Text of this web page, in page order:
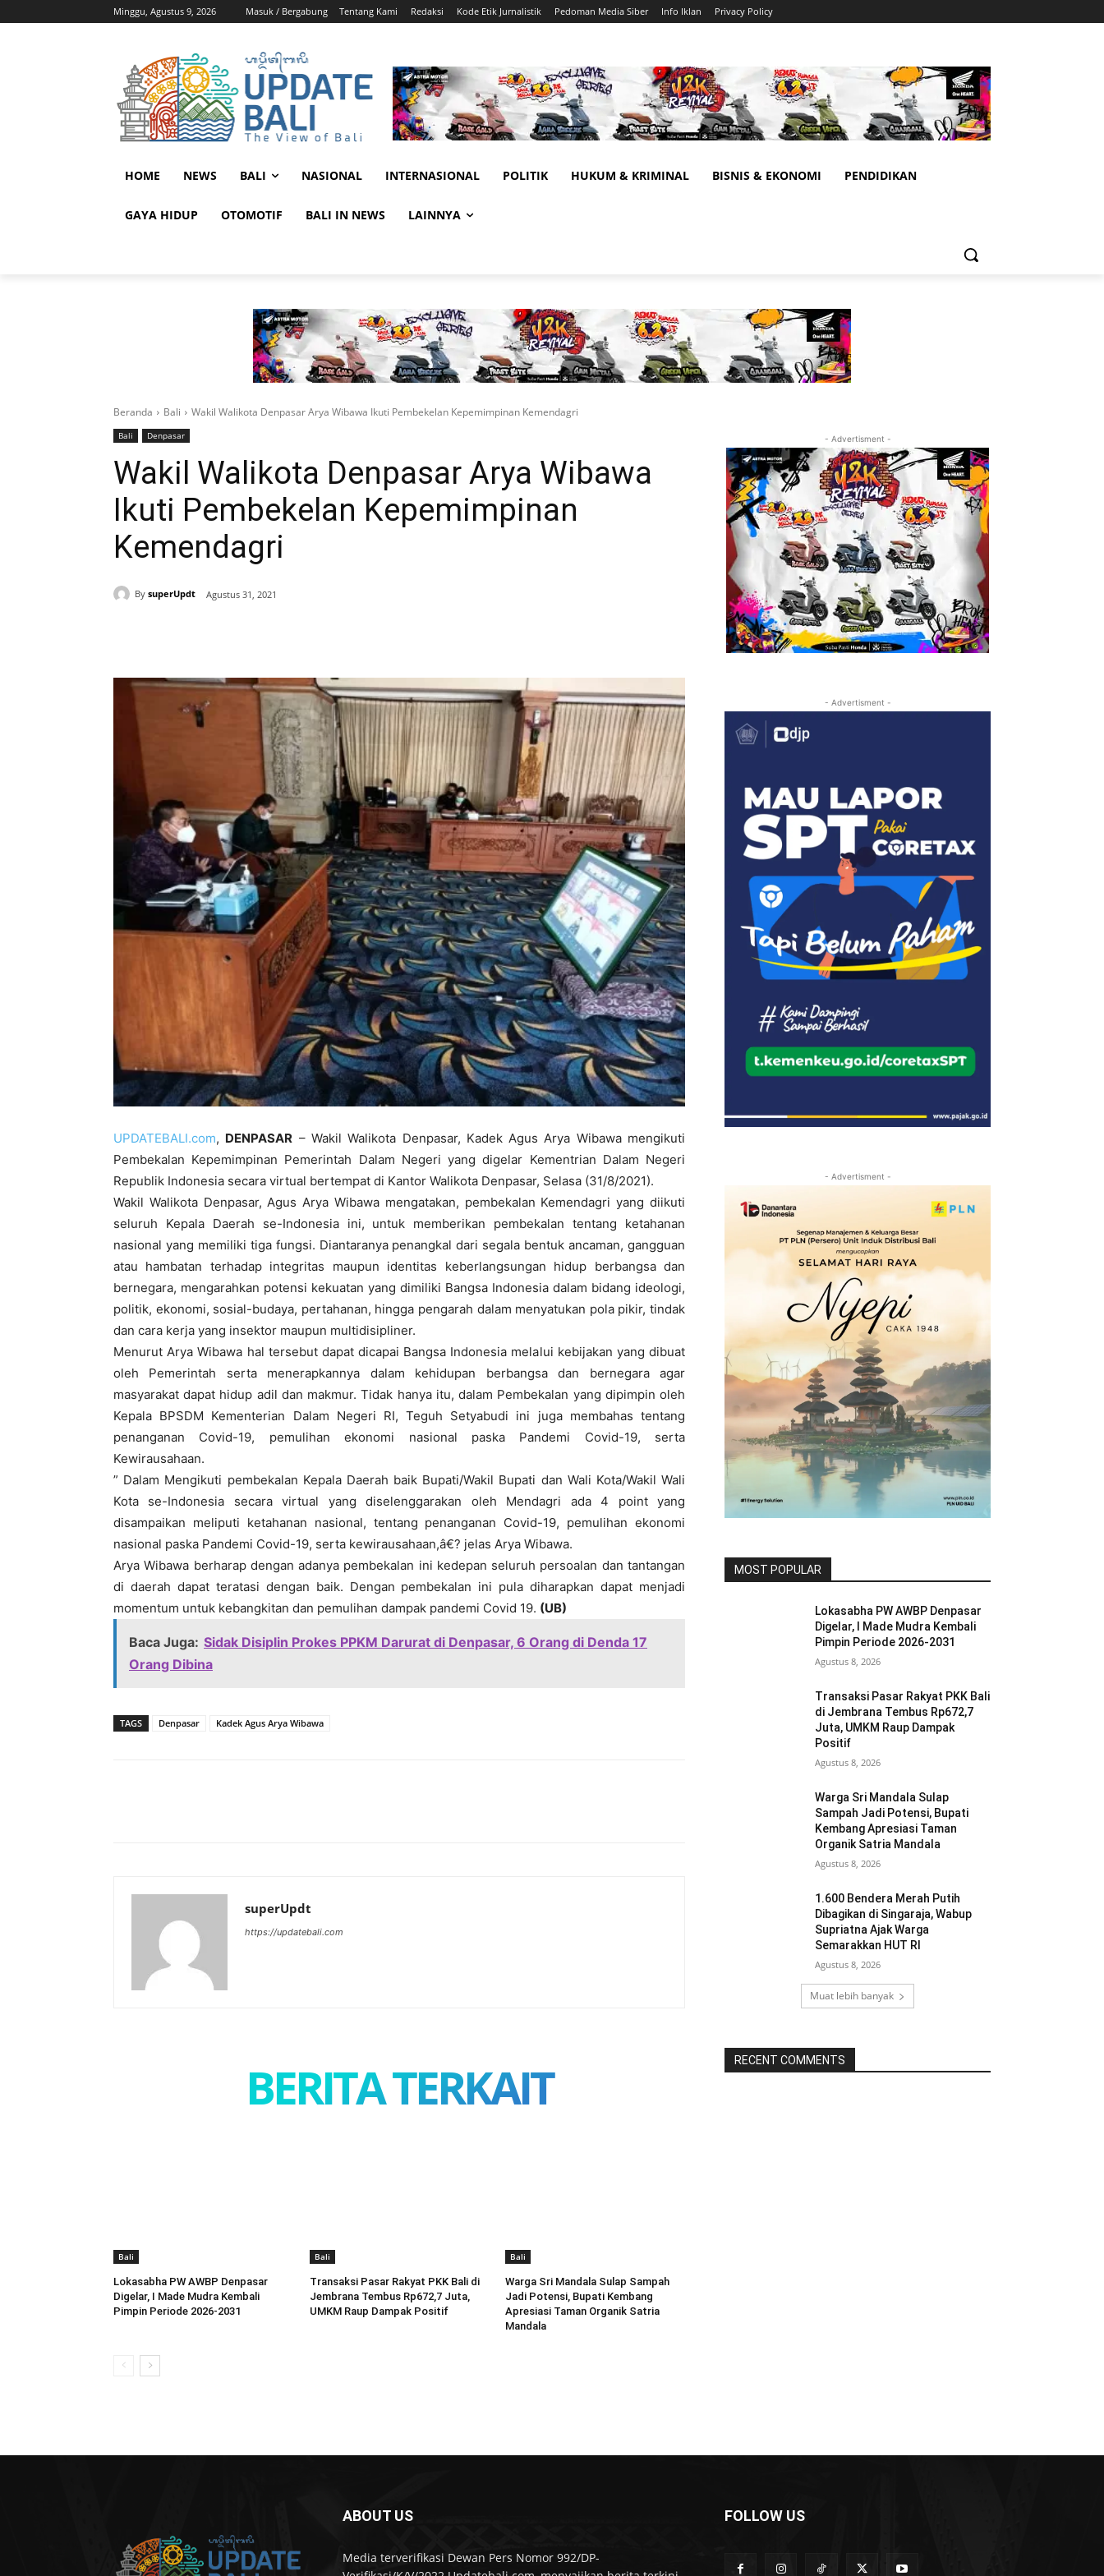
Minggu, Agustus 9, 2026 Masuk / Bergabung Tentang Kami Redaksi Kode Etik Jurnalistik Pedoman Media Siber Info Iklan Privacy Policy
HOME NEWS BALI NASIONAL INTERNASIONAL POLITIK HUKUM & KRIMINAL BISNIS & EKONOMI PENDIDIKAN
GAYA HIDUP OTOMOTIF BALI IN NEWS LAINNYA
Beranda Bali Wakil Walikota Denpasar Arya Wibawa Ikuti Pembekelan Kepemimpinan Kemendagri
Bali Denpasar
Wakil Walikota Denpasar Arya Wibawa
Ikuti Pembekelan Kepemimpinan
Kemendagri
By superUpdt Agustus 31, 2021
UPDATEBALI.com, DENPASAR – Wakil Walikota Denpasar, Kadek Agus Arya Wibawa mengikuti
Pembekalan Kepemimpinan Pemerintah Dalam Negeri yang digelar Kementrian Dalam Negeri
Republik Indonesia secara virtual bertempat di Kantor Walikota Denpasar, Selasa (31/8/2021).
Wakil Walikota Denpasar, Agus Arya Wibawa mengatakan, pembekalan Kemendagri yang diikuti
seluruh Kepala Daerah se-Indonesia ini, untuk memberikan pembekalan tentang ketahanan
nasional yang memiliki tiga fungsi. Diantaranya penangkal dari segala bentuk ancaman, gangguan
atau hambatan terhadap integritas maupun identitas keberlangsungan hidup berbangsa dan
bernegara, mengarahkan potensi kekuatan yang dimiliki Bangsa Indonesia dalam bidang ideologi,
politik, ekonomi, sosial-budaya, pertahanan, hingga pengarah dalam menyatukan pola pikir, tindak
dan cara kerja yang insektor maupun multidisipliner.
Menurut Arya Wibawa hal tersebut dapat dicapai Bangsa Indonesia melalui kebijakan yang dibuat
oleh Pemerintah serta menerapkannya dalam kehidupan berbangsa dan bernegara agar
masyarakat dapat hidup adil dan makmur. Tidak hanya itu, dalam Pembekalan yang dipimpin oleh
Kepala BPSDM Kementerian Dalam Negeri RI, Teguh Setyabudi ini juga membahas tentang
penanganan Covid-19, pemulihan ekonomi nasional paska Pandemi Covid-19, serta
Kewirausahaan.
” Dalam Mengikuti pembekalan Kepala Daerah baik Bupati/Wakil Bupati dan Wali Kota/Wakil Wali
Kota se-Indonesia secara virtual yang diselenggarakan oleh Mendagri ada 4 point yang
disampaikan meliputi ketahanan nasional, tentang penanganan Covid-19, pemulihan ekonomi
nasional paska Pandemi Covid-19, serta kewirausahaan,â€? jelas Arya Wibawa.
Arya Wibawa berharap dengan adanya pembekalan ini kedepan seluruh persoalan dan tantangan
di daerah dapat teratasi dengan baik. Dengan pembekalan ini pula diharapkan dapat menjadi
momentum untuk kebangkitan dan pemulihan dampak pandemi Covid 19. (UB)
Baca Juga: Sidak Disiplin Prokes PPKM Darurat di Denpasar, 6 Orang di Denda 17
Orang Dibina
TAGS Denpasar Kadek Agus Arya Wibawa
superUpdt
https://updatebali.com
BERITA TERKAIT
Bali
Lokasabha PW AWBP Denpasar
Digelar, I Made Mudra Kembali
Pimpin Periode 2026-2031
Bali
Transaksi Pasar Rakyat PKK Bali di
Jembrana Tembus Rp672,7 Juta,
UMKM Raup Dampak Positif
Bali
Warga Sri Mandala Sulap Sampah
Jadi Potensi, Bupati Kembang
Apresiasi Taman Organik Satria
Mandala
- Advertisment -
- Advertisment -
- Advertisment -
MOST POPULAR
Lokasabha PW AWBP Denpasar
Digelar, I Made Mudra Kembali
Pimpin Periode 2026-2031
Agustus 8, 2026
Transaksi Pasar Rakyat PKK Bali
di Jembrana Tembus Rp672,7
Juta, UMKM Raup Dampak
Positif
Agustus 8, 2026
Warga Sri Mandala Sulap
Sampah Jadi Potensi, Bupati
Kembang Apresiasi Taman
Organik Satria Mandala
Agustus 8, 2026
1.600 Bendera Merah Putih
Dibagikan di Singaraja, Wabup
Supriatna Ajak Warga
Semarakkan HUT RI
Agustus 8, 2026
Muat lebih banyak
RECENT COMMENTS
ABOUT US
Media terverifikasi Dewan Pers Nomor 992/DP-
FOLLOW US